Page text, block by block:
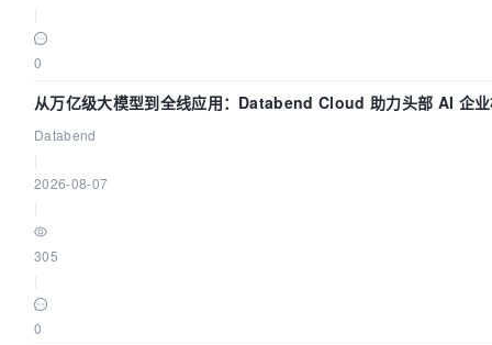
0
从万亿级大模型到全线应用：Databend Cloud 助力头部 AI 企
Databend
2026-08-07
305
0